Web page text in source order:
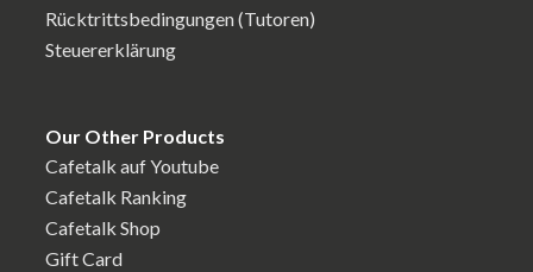
Rücktrittsbedingungen (Tutoren)
Steuererklärung
Our Other Products
Cafetalk auf Youtube
Cafetalk Ranking
Cafetalk Shop
Gift Card